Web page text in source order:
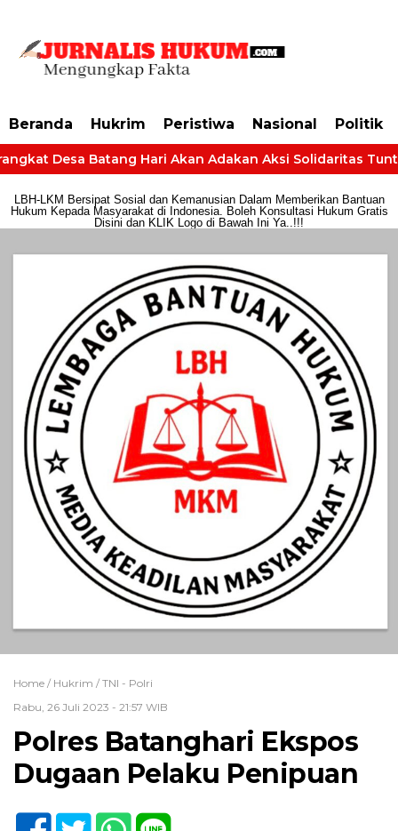
Beranda Hukrim Peristiwa Nasional Politik
Desa Batang Hari Akan Adakan Aksi Solidaritas
LBH-LKM Bersipat Sosial dan Kemanusian Dalam Memberikan Bantuan
Hukum Kepada Masyarakat di Indonesia. Boleh Konsultasi Hukum Gratis
Disini dan KLIK Logo di Bawah Ini Ya..!!!
Home / Hukrim / TNI - Polri
Rabu, 26 Juli 2023 - 21:57 WIB
Polres Batanghari Ekspos
Dugaan Pelaku Penipuan